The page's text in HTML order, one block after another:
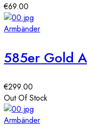
€69.00
Armbänder
€299.00
Out Of Stock
Armbänder